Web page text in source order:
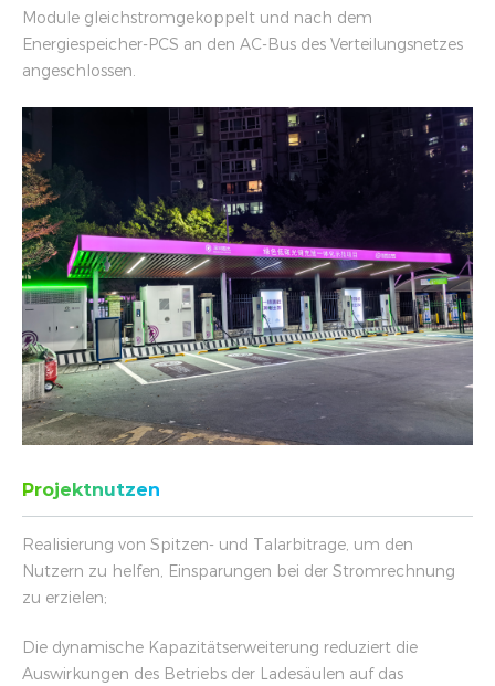
Module gleichstromgekoppelt und nach dem
Energiespeicher-PCS an den AC-Bus des Verteilungsnetzes
angeschlossen.
Projektnutzen
Realisierung von Spitzen- und Talarbitrage, um den
Nutzern zu helfen, Einsparungen bei der Stromrechnung
zu erzielen;
Die dynamische Kapazitätserweiterung reduziert die
Auswirkungen des Betriebs der Ladesäulen auf das